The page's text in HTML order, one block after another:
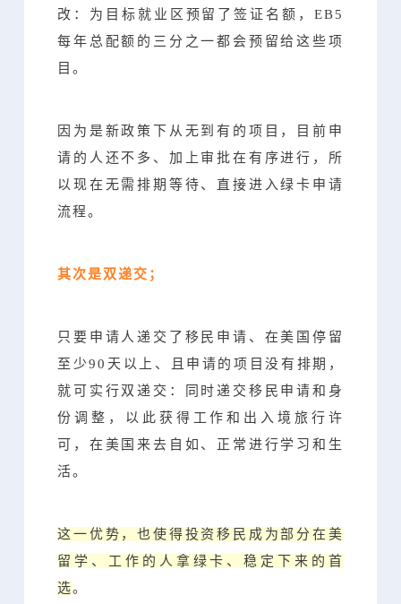
改：为目标就业区预留了签证名额，EB5
每年总配额的三分之一都会预留给这些项
目。
因为是新政策下从无到有的项目，目前申
请的人还不多、加上审批在有序进行，所
以现在无需排期等待、直接进入绿卡申请
流程。
其次是双递交；
只要申请人递交了移民申请、在美国停留
至少90天以上、且申请的项目没有排期，
就可实行双递交：同时递交移民申请和身
份调整，以此获得工作和出入境旅行许
可，在美国来去自如、正常进行学习和生
活。
这一优势，也使得投资移民成为部分在美
留学、工作的人拿绿卡、稳定下来的首
选。